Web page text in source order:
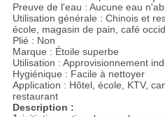
Preuve de l'eau : Aucune eau
Utilisation générale : Chinois et
école, magasin de pain, café
Plié : Non
Marque : Étoile superbe
Utilisation : Approvisionnement
Hygiénique : Facile à nettoyer
Application : Hôtel, école, KTV,
restaurant
Description :